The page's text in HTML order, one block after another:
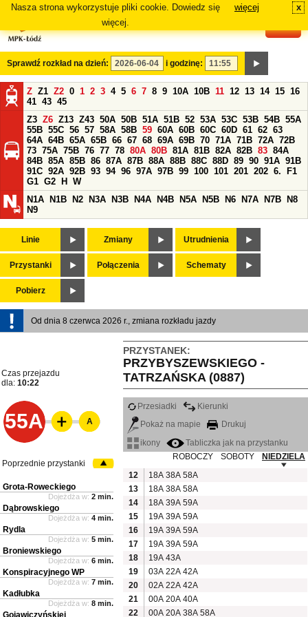
Nasza strona wykorzystuje pliki cookie. Dowiedz się
więcej.
więcej x
Sprawdź rozkład na dzień: i godzinę:
Z Z1 Z2 0 1 2 3 4 5 6 7 8 9 10A 10B 11 12 13 14 15 16
41 43 45
Z3 Z6 Z13 Z43 50A 50B 51A 51B 52 53A 53C 53B 54B 55A
55B 55C 56 57 58A 58B 59 60A 60B 60C 60D 61 62 63
64A 64B 65A 65B 66 67 68 69A 69B 70 71A 71B 72A 72B
73 75A 75B 76 77 78 80A 80B 81A 81B 82A 82B 83 84A
84B 85A 85B 86 87A 87B 88A 88B 88C 88D 89 90 91A 91B
91C 92A 92B 93 94 96 97A 97B 99 100 101 201 202 6.
F1
G1 G2 H
W
N1A
N1B N2 N3A N3B N4A N4B N5A N5B N6 N7A N7B
N8
N9
Linie Zmiany Utrudnienia
Przystanki Połączenia Schematy
Pobierz
Od dnia 8 czerwca 2026 r., zmiana rozkładu jazdy
PRZYSTANEK:
PRZYBYSZEWSKIEGO -
TATRZAŃSKA (0887)
Czas przejazdu
dla: 10:22
55A
Przesiadki
Kierunki
Pokaż na mapie
Drukuj
ikony
Tabliczka jak na przystanku
ROBOCZY
SOBOTY
NIEDZIELA
12
18A 38A 58A
13
18A 38A 58A
14
18A 39A 59A
15
19A 39A 59A
16
19A 39A 59A
17
19A 39A 59A
18
19A 43A
19
03A 22A 42A
20
02A 22A 42A
21
00A 20A 40A
22
00A 20A 38A 58A
A
Poprzednie przystanki
Grota-Roweckiego
Dojeżdża w: 2 min.
Dąbrowskiego
Dojeżdża w: 4 min.
Rydla
Dojeżdża w: 5 min.
Broniewskiego
Dojeżdża w: 6 min.
Konspiracyjnego WP
Dojeżdża w: 7 min.
Kadłubka
Dojeżdża w: 8 min.
Gojawiczyńskiej